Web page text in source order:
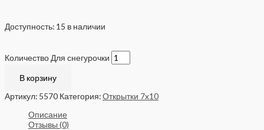
Доступность: 15 в наличии
Количество Для снегурочки
В корзину
Артикул: 5570 Категория:Открытки 7x10
Описание
Отзывы (0)